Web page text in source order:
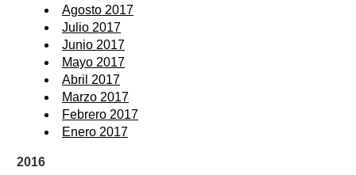
Agosto 2017
Julio 2017
Junio 2017
Mayo 2017
Abril 2017
Marzo 2017
Febrero 2017
Enero 2017
2016